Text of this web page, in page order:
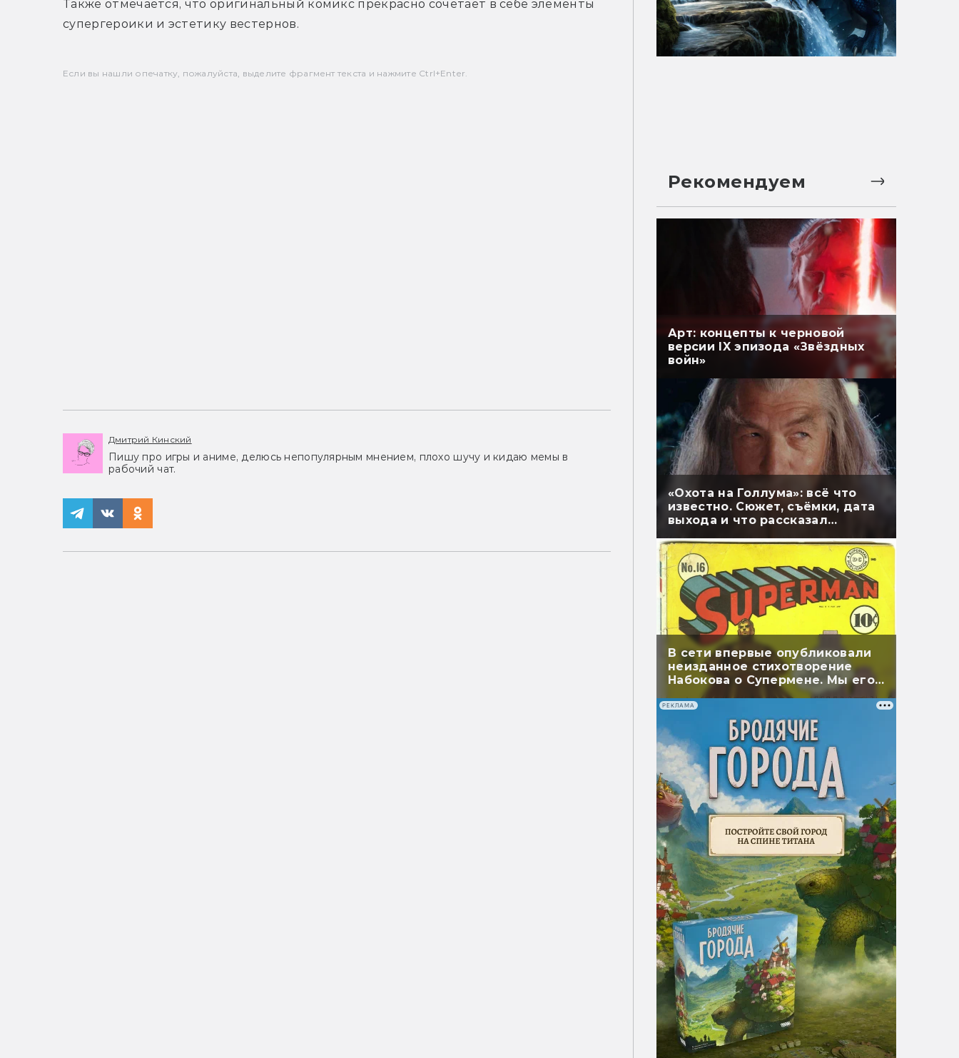
Также отмечается, что оригинальный комикс прекрасно сочетает в себе элементы
супергероики и эстетику вестернов.
Если вы нашли опечатку, пожалуйста, выделите фрагмент текста и нажмите Ctrl+Enter.
Дмитрий Кинский
Пишу про игры и аниме, делюсь непопулярным мнением, плохо шучу и кидаю мемы в
рабочий чат.
Рекомендуем
Арт: концепты к черновой
версии IX эпизода «Звёздных
войн»
«Охота на Голлума»: всё что
известно. Сюжет, съёмки, дата
выхода и что рассказал
В сети впервые опубликовали
неизданное стихотворение
Набокова о Супермене. Мы его
перевели
РЕКЛАМА